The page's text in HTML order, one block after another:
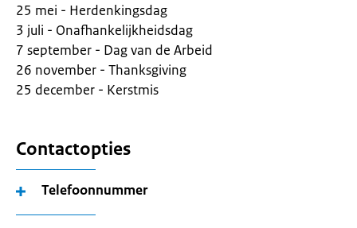
25 mei - Herdenkingsdag
3 juli - Onafhankelijkheidsdag
7 september - Dag van de Arbeid
26 november - Thanksgiving
25 december - Kerstmis
Contactopties
Telefoonnummer